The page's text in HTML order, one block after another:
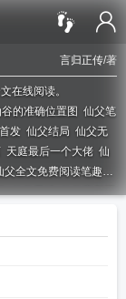
言归正传/著
在线阅读。
的准确位置图 仙父笔
发 仙父结局 仙父无
天庭最后一个大佬 仙
父全文免费阅读笔趣
仙父无错仙父言归正